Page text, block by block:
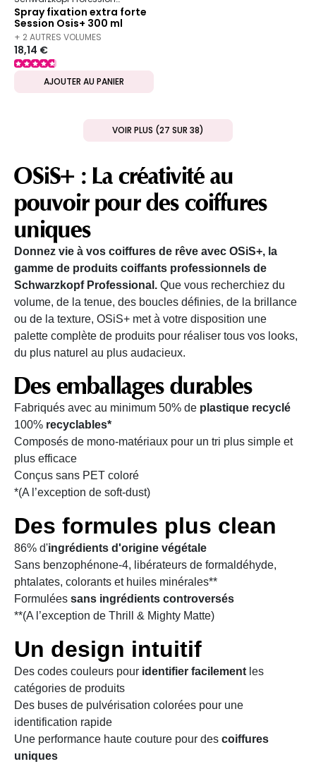
Spray fixation extra forte
Session Osis+ 300 ml
+ 2 AUTRES VOLUMES
DISPONIBLES
18,14 €
AJOUTER AU PANIER
VOIR PLUS (27 SUR 38)
OSiS+ : La créativité au
pouvoir pour des coiffures
uniques
Donnez vie à vos coiffures de rêve avec OSiS+, la
gamme de produits coiffants professionnels de
Schwarzkopf Professional. Que vous recherchiez du
volume, de la tenue, des boucles définies, de la brillance
ou de la texture, OSiS+ met à votre disposition une
palette complète de produits pour réaliser tous vos looks,
du plus naturel au plus audacieux.
Des emballages durables
Fabriqués avec au minimum 50% de plastique recyclé
100% recyclables*
Composés de mono-matériaux pour un tri plus simple et
plus efficace
Conçus sans PET coloré
*(A l’exception de soft-dust)
Des formules plus clean
86% d'ingrédients d'origine végétale
Sans benzophénone-4, libérateurs de formaldéhyde,
phtalates, colorants et huiles minérales**
Formulées sans ingrédients controversés
**(A l’exception de Thrill & Mighty Matte)
Un design intuitif
Des codes couleurs pour identifier facilement les
catégories de produits
Des buses de pulvérisation colorées pour une
identification rapide
Une performance haute couture pour des coiffures
uniques